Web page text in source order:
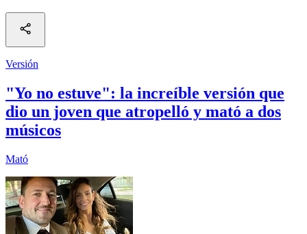
Versión
"Yo no estuve": la increíble versión que
dio un joven que atropelló y mató a dos
músicos
Mató